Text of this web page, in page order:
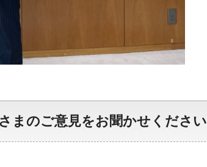
まのご意見をお聞かせください